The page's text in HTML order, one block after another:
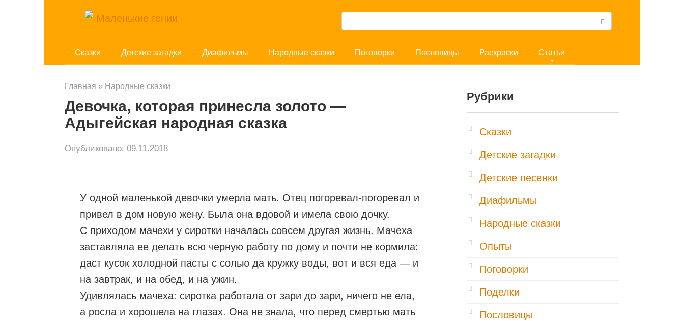
Cказки Детские загадки Диафильмы Народные сказки Поговорки Пословицы Раскраски Статьи
Главная » Народные сказки
Девочка, которая принесла золото —
Адыгейская народная сказка
Опубликовано: 09.11.2018
У одной маленькой девочки умерла мать. Отец погоревал-погоревал и
привел в дом новую жену. Была она вдовой и имела свою дочку.
С приходом мачехи у сиротки началась совсем другая жизнь. Мачеха
заставляла ее делать всю черную работу по дому и почти не кормила:
даст кусок холодной пасты с солью да кружку воды, вот и вся еда — и
на завтрак, и на обед, и на ужин.
Удивлялась мачеха: сиротка работала от зари до зари, ничего не ела,
а росла и хорошела на глазах. Она не знала, что перед смертью мать
Рубрики
Cказки
Детские загадки
Детские песенки
Диафильмы
Народные сказки
Опыты
Поговорки
Поделки
Пословицы